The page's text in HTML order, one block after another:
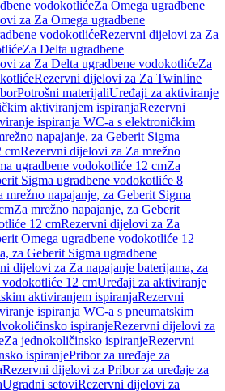
vodokotlićeZa Omega ugradbene
za Za Omega ugradbene
vodokotlićeRezervni dijelovi za Za
Za Delta ugradbene
za Za Delta ugradbene vodokotlićeZa
Rezervni dijelovi za Za Twinline
Potrošni materijaliUređaji za aktiviranje
aktiviranjem ispiranjaRezervni
ispiranja WC-a s elektroničkim
napajanje, za Geberit Sigma
cmRezervni dijelovi za Za mrežno
ugradbene vodokotliće 12 cmZa
Sigma ugradbene vodokotliće 8
napajanje, za Geberit Sigma
Za mrežno napajanje, za Geberit
12 cmRezervni dijelovi za Za
Omega ugradbene vodokotliće 12
za Geberit Sigma ugradbene
dijelovi za Za napajanje baterijama, za
vodokotliće 12 cmUređaji za aktiviranje
aktiviranjem ispiranjaRezervni
ispiranja WC-a s pneumatskim
ispiranjeRezervni dijelovi za
Za jednokoličinsko ispiranjeRezervni
ispiranjePribor za uređaje za
Rezervni dijelovi za Pribor za uređaje za
Ugradni setoviRezervni dijelovi za